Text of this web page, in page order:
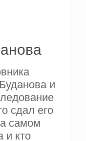
и
сдал его
самом
и кто